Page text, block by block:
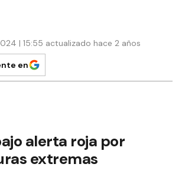
| 15:55 actualizado hace 2 años
en
alerta roja por
extremas